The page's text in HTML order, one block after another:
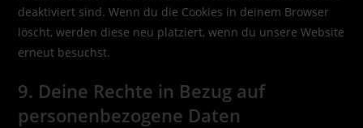
deaktiviert sind. Wenn du die Cookies in deinem Browser
löscht, werden diese neu platziert, wenn du unsere Website
erneut besuchst.
9. Deine Rechte in Bezug auf
personenbezogene Daten